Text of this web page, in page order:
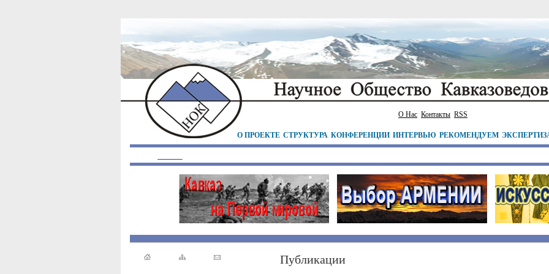
О Нас Контакты RSS
О ПРОЕКТЕ СТРУКТУРА КОНФЕРЕНЦИИ ИНТЕРВЬЮ РЕКОМЕНДУЕМ
Публикации